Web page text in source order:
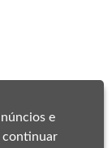
e
continuar